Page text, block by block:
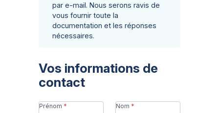
par e-mail. Nous serons ravis de
vous fournir toute la
documentation et les réponses
nécessaires.
Vos informations de
contact
Prénom Nom
Photos
La société
Satisfaction client
Certified partners
Programme Second Wave
Service après-vente